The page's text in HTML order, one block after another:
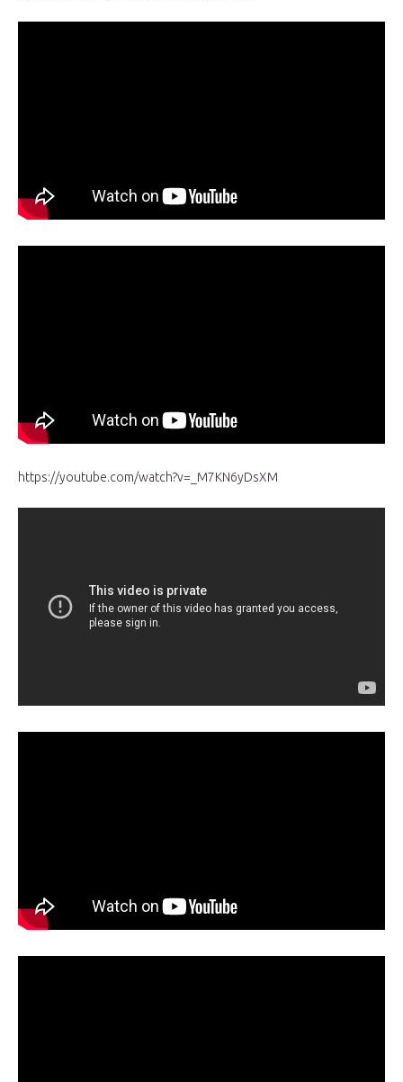
https://youtube.com/watch?v=_M7KN6yDsXM